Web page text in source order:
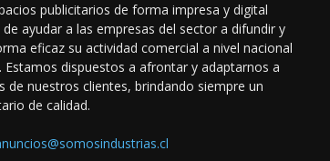
publicitarios de forma impresa y digital
ayudar a las empresas del sector a difundir y
eficaz su actividad comercial a nivel nacional
Estamos dispuestos a afrontar y adaptarnos a
de nuestros clientes, brindando siempre un
de calidad.